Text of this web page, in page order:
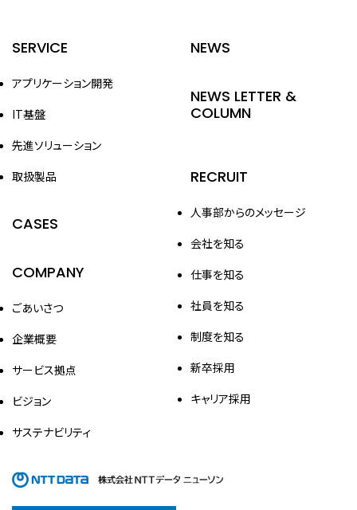
SERVICE
アプリケーション開発
IT基盤
先進ソリューション
取扱製品
CASES
COMPANY
ごあいさつ
企業概要
サービス拠点
ビジョン
サステナビリティ
NEWS
NEWS LETTER &
COLUMN
RECRUIT
人事部からのメッセージ
会社を知る
仕事を知る
社員を知る
制度を知る
新卒採用
キャリア採用